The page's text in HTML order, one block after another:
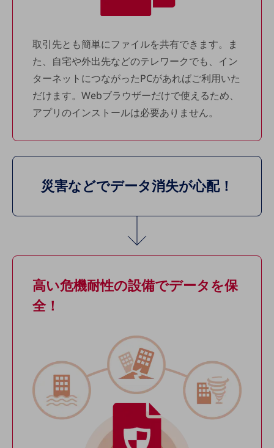
モビリティ
製造・建設業
キーワードで探す
モバイルTOP
法人向けスマホ・携帯に関する、
製品
ビジネス向けスマートフォン
タフネススマートフォン
ドコモケータイ
5G対応ホームルーター
通信モジュール製品
IOT完了済みメーカーブランド製品
ドコモBiz データ無制限 ドコモ MAX ドコモ mini ドコモBiz かけ放題
ケータイプラン
取引先とも簡単にファイルを共有できます。ま
た、自宅や外出先などのテレワークでも、イン
ターネットにつながったPCがあればご利用いた
だけます。Webブラウザーだけで使えるため、
アプリのインストールは必要ありません。
災害などでデータ消失が心配！
高い危機耐性の設備でデータを保
全！